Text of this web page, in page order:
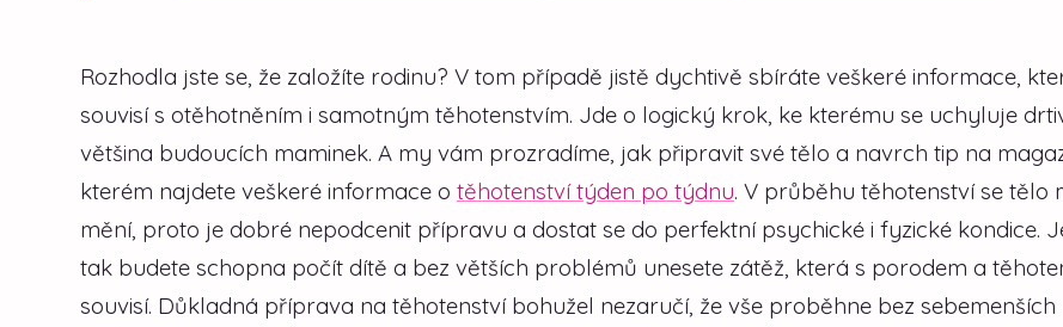
Rozhodla jste se, že založíte rodinu? V tom případě jistě dychtivě sbíráte veškeré informace,
souvisí s otěhotněním i samotným těhotenstvím. Jde o logický krok, ke kterému se uchyluje
většina budoucích maminek. A my vám prozradíme, jak připravit své tělo a navrch tip na
kterém najdete veškeré informace o těhotenství týden po týdnu. V průběhu těhotenství se tělo
mění, proto je dobré nepodcenit přípravu a dostat se do perfektní psychické i fyzické kondice.
tak budete schopna počít dítě a bez větších problémů unesete zátěž, která s porodem a
souvisí. Důkladná příprava na těhotenství bohužel nezaručí, že vše proběhne bez sebemenších